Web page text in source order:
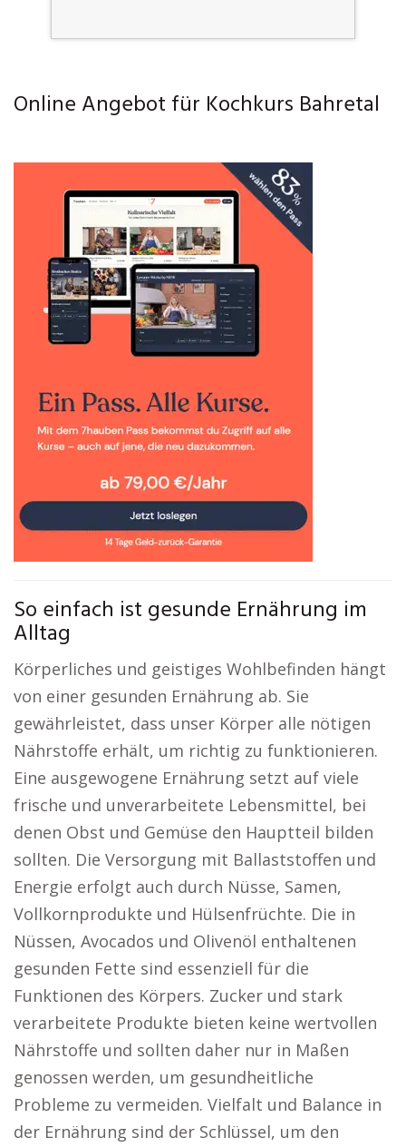
Online Angebot für Kochkurs Bahretal
So einfach ist gesunde Ernährung im
Alltag
Körperliches und geistiges Wohlbefinden hängt
von einer gesunden Ernährung ab. Sie
gewährleistet, dass unser Körper alle nötigen
Nährstoffe erhält, um richtig zu funktionieren.
Eine ausgewogene Ernährung setzt auf viele
frische und unverarbeitete Lebensmittel, bei
denen Obst und Gemüse den Hauptteil bilden
sollten. Die Versorgung mit Ballaststoffen und
Energie erfolgt auch durch Nüsse, Samen,
Vollkornprodukte und Hülsenfrüchte. Die in
Nüssen, Avocados und Olivenöl enthaltenen
gesunden Fette sind essenziell für die
Funktionen des Körpers. Zucker und stark
verarbeitete Produkte bieten keine wertvollen
Nährstoffe und sollten daher nur in Maßen
genossen werden, um gesundheitliche
Probleme zu vermeiden. Vielfalt und Balance in
der Ernährung sind der Schlüssel, um den